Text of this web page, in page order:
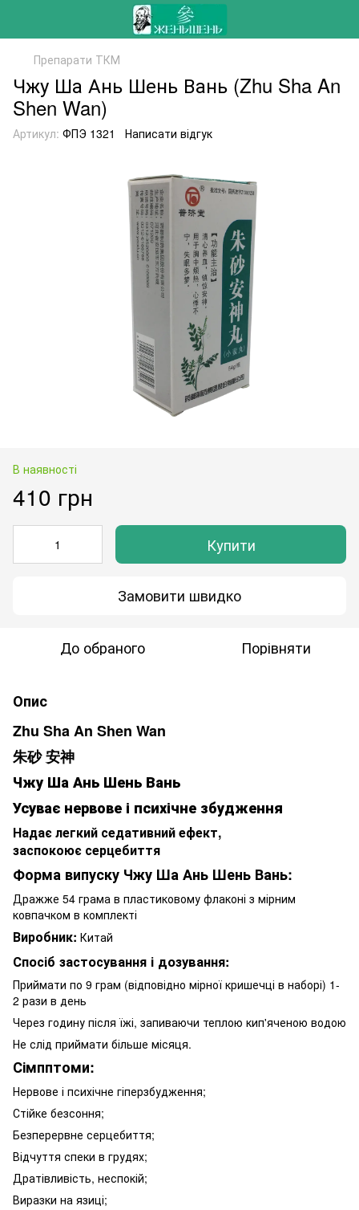
Препарати ТКМ
Чжу Ша Ань Шень Вань (Zhu Sha An
Shen Wan)
Артикул: ФПЭ 1321 Написати відгук
В наявності
410 грн
Купити
Замовити швидко
До обраного Порівняти
Опис
Zhu Sha An Shen Wan
朱砂 安神
Чжу Ша Ань Шень Вань
Усуває нервове і психічне збудження
Надає легкий седативний ефект,
заспокоює серцебиття
Форма випуску Чжу Ша Ань Шень Вань:
Дражже 54 грама в пластиковому флаконі з мірним
ковпачком в комплекті
Виробник: Китай
Спосіб застосування і дозування:
Приймати по 9 грам (відповідно мірної кришечці в наборі) 1-
2 рази в день
Через годину після їжі, запиваючи теплою кип'яченою водою
Не слід приймати більше місяця.
Сімпптоми:
Нервове і психічне гіперзбудження;
Стійке безсоння;
Безперервне серцебиття;
Відчуття спеки в грудях;
Дратівливість, неспокій;
Виразки на язиці;